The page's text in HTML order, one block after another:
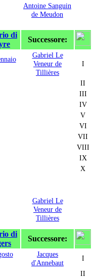
Antoine Sanguin
de Meudon
di
Successore:
Gabriel Le
Veneur de
Tillières
I
II
III
IV
V
VI
VII
VIII
IX
X
Gabriel Le
Veneur de
Tillières
di
Successore:
Jacques
d'Annebaut
I
II